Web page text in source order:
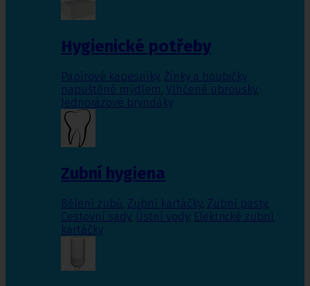
Hygienické potřeby
Papírové kapesníky, Žínky a houbičky
napuštěné mýdlem, Vlhčené ubrousky,
Jednorázové bryndáky
Zubní hygiena
Bělení zubů, Zubní kartáčky, Zubní pasty,
Cestovní sady, Ústní vody, Elektrické zubní
kartáčky